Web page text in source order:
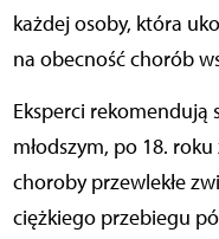
każdej osoby, która
na obecność chorób
Eksperci rekomendują
młodszym, po 18.
choroby przewlekłe
ciężkiego przebiegu